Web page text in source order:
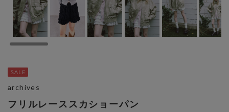
フリルレーススカショーパン
archives